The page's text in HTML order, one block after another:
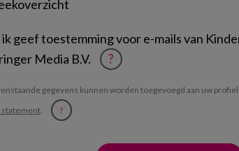
ik geef toestemming voor e-mails van
Media B.V.
?
gegevens kunnen worden toegevoegd aan uw
statement. ?